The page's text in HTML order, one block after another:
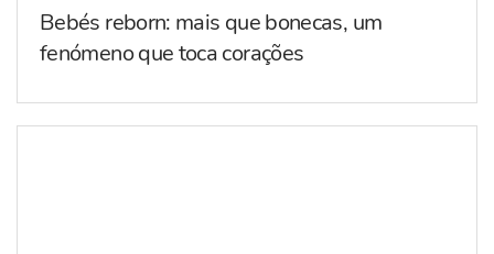
Bebés reborn: mais que bonecas, um
fenómeno que toca corações